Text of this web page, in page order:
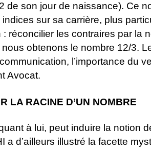
de son jour de naissance). Ce
sur sa carrière, plus
: réconcilier les contraires par la
obtenons le nombre 12/3.
l’importance du
Avocat.
LA RACINE D’UN NOMBRE
à lui, peut induire la notion
a d’ailleurs illustré la facette